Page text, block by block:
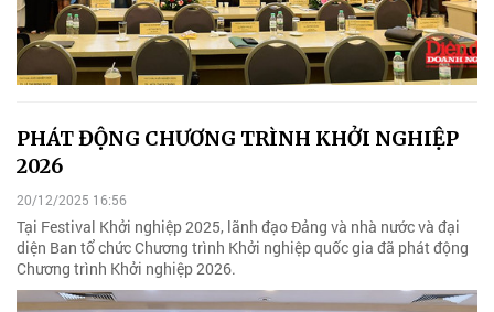
PHÁT ĐỘNG CHƯƠNG TRÌNH KHỞI NGHIỆP
2026
20/12/2025 16:56
Tại Festival Khởi nghiệp 2025, lãnh đạo Đảng và nhà nước và đại
diện Ban tổ chức Chương trình Khởi nghiệp quốc gia đã phát động
Chương trình Khởi nghiệp 2026.